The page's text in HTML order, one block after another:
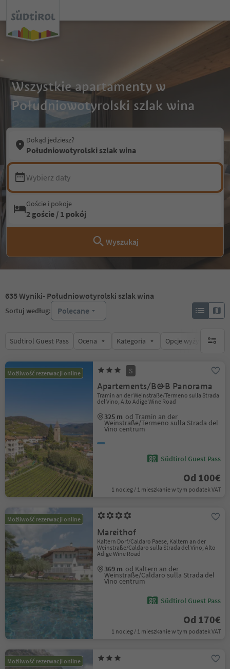
Wszystkie apartamenty w
Południowotyrolski szlak wina
Dokąd jedziesz?
Południowotyrolski szlak wina
Wybierz daty
Goście i pokoje
2 goście / 1 pokój
Wyszukaj
635Wyniki- Południowotyrolski szlak wina
Sortuj według: Polecane
Südtirol Guest Pass Ocena Kategoria Opcje wyżywieniabrak
Możliwość rezerwacji online S
Apartements/B&B Panorama
Tramin an der Weinstraße/Termeno sulla Strada
del Vino, Alto Adige Wine Road
325 m od Tramin an der
Weinstraße/Termeno sulla Strada del
Vino centrum
Südtirol Guest Pass
Od 100€
1 nocleg / 1 mieszkanie w tym podatek VAT
Możliwość rezerwacji online
Mareithof
Kaltern Dorf/Caldaro Paese, Kaltern an der
Weinstraße/Caldaro sulla Strada del Vino, Alto
Adige Wine Road
369 m od Kaltern an der
Weinstraße/Caldaro sulla Strada del
Vino centrum
Südtirol Guest Pass
Od 170€
1 nocleg / 1 mieszkanie w tym podatek VAT
Możliwość rezerwacji online